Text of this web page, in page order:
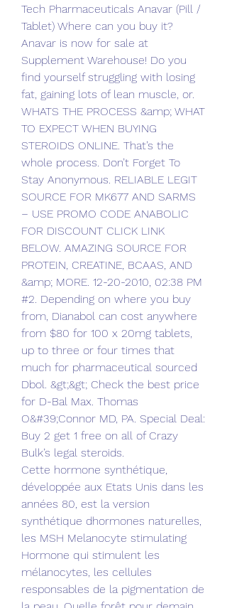
Tech Pharmaceuticals Anavar (Pill /
Tablet) Where can you buy it?
Anavar is now for sale at
Supplement Warehouse! Do you
find yourself struggling with losing
fat, gaining lots of lean muscle, or.
WHATS THE PROCESS &amp; WHAT
TO EXPECT WHEN BUYING
STEROIDS ONLINE. That’s the
whole process. Don’t Forget To
Stay Anonymous. RELIABLE LEGIT
SOURCE FOR MK677 AND SARMS
– USE PROMO CODE ANABOLIC
FOR DISCOUNT CLICK LINK
BELOW. AMAZING SOURCE FOR
PROTEIN, CREATINE, BCAAS, AND
&amp; MORE. 12-20-2010, 02:38 PM
#2. Depending on where you buy
from, Dianabol can cost anywhere
from $80 for 100 x 20mg tablets,
up to three or four times that
much for pharmaceutical sourced
Dbol. &gt;&gt; Check the best price
for D-Bal Max. Thomas
O&#39;Connor MD, PA. Special Deal:
Buy 2 get 1 free on all of Crazy
Bulk’s legal steroids.
Cette hormone synthétique,
développée aux Etats Unis dans les
années 80, est la version
synthétique dhormones naturelles,
les MSH Melanocyte stimulating
Hormone qui stimulent les
mélanocytes, les cellules
responsables de la pigmentation de